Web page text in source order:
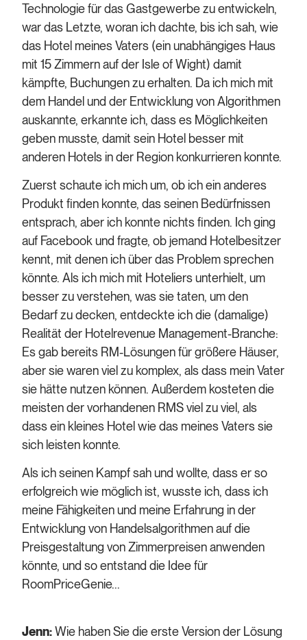
Technologie für das Gastgewerbe zu entwickeln,
war das Letzte, woran ich dachte, bis ich sah, wie
das Hotel meines Vaters (ein unabhängiges Haus
mit 15 Zimmern auf der Isle of Wight) damit
kämpfte, Buchungen zu erhalten. Da ich mich mit
dem Handel und der Entwicklung von Algorithmen
auskannte, erkannte ich, dass es Möglichkeiten
geben musste, damit sein Hotel besser mit
anderen Hotels in der Region konkurrieren konnte.
Zuerst schaute ich mich um, ob ich ein anderes
Produkt finden konnte, das seinen Bedürfnissen
entsprach, aber ich konnte nichts finden. Ich ging
auf Facebook und fragte, ob jemand Hotelbesitzer
kennt, mit denen ich über das Problem sprechen
könnte. Als ich mich mit Hoteliers unterhielt, um
besser zu verstehen, was sie taten, um den
Bedarf zu decken, entdeckte ich die (damalige)
Realität der Hotelrevenue Management-Branche:
Es gab bereits RM-Lösungen für größere Häuser,
aber sie waren viel zu komplex, als dass mein Vater
sie hätte nutzen können. Außerdem kosteten die
meisten der vorhandenen RMS viel zu viel, als
dass ein kleines Hotel wie das meines Vaters sie
sich leisten konnte.
Als ich seinen Kampf sah und wollte, dass er so
erfolgreich wie möglich ist, wusste ich, dass ich
meine Fähigkeiten und meine Erfahrung in der
Entwicklung von Handelsalgorithmen auf die
Preisgestaltung von Zimmerpreisen anwenden
könnte, und so entstand die Idee für
RoomPriceGenie...
Jenn:Wie haben Sie die erste Version der Lösung